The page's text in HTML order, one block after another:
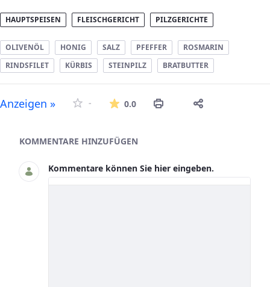
HAUPTSPEISEN FLEISCHGERICHT PILZGERICHTE
OLIVENÖL HONIG SALZ PFEFFER
ROSMARIN
RINDSFILET
KÜRBIS STEINPILZ BRATBUTTER
Anzeigen » - 0.0Die durchschnittliche
Asset-Herausgeber
KOMMENTARE HINZUFÜGEN
Kommentare können Sie hier eingeben.